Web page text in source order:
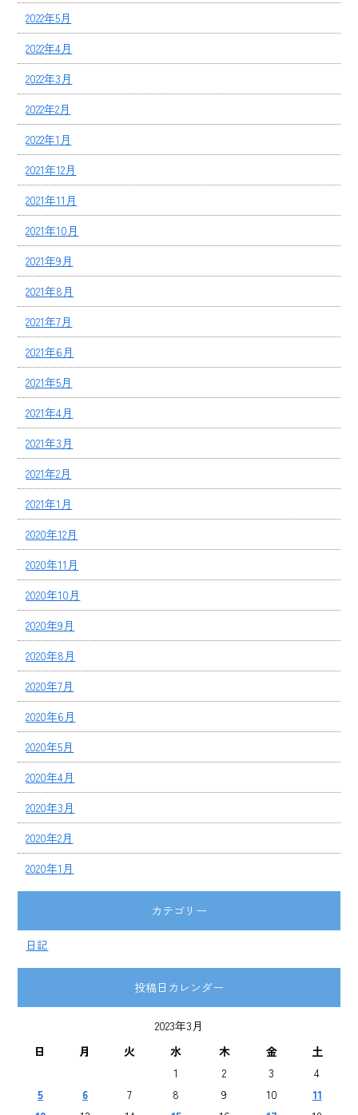
2022年5月
2022年4月
2022年3月
2022年2月
2022年1月
2021年12月
2021年11月
2021年10月
2021年9月
2021年8月
2021年7月
2021年6月
2021年5月
2021年4月
2021年3月
2021年2月
2021年1月
2020年12月
2020年11月
2020年10月
2020年9月
2020年8月
2020年7月
2020年6月
2020年5月
2020年4月
2020年3月
2020年2月
2020年1月
カテゴリー
日記
投稿日カレンダー
2023年3月
日
月 火 水 木 金
土
1
2 3
4
5
6 7 8 9 10
11